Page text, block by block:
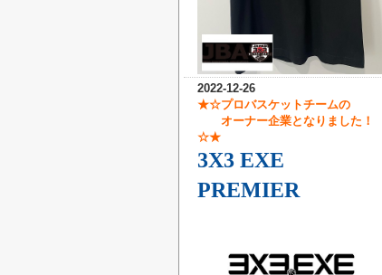
2022-12-26
★☆プロバスケットチームの
オーナー企業となりました！
☆★
3X3 EXE
PREMIER